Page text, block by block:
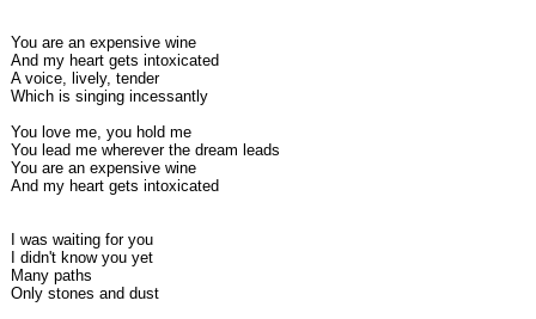
You are an expensive wine
And my heart gets intoxicated
A voice, lively, tender
Which is singing incessantly
You love me, you hold me
You lead me wherever the dream leads
You are an expensive wine
And my heart gets intoxicated
I was waiting for you
I didn't know you yet
Many paths
Only stones and dust